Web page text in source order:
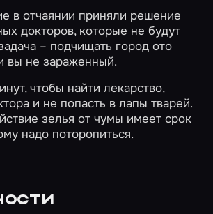
в отчаянии приняли решение
докторов, которые не будут
– подчищать город ото
вы не зараженный.
чтобы найти лекарство,
и не попасть в лапы тварей.
зелья от чумы имеет срок
надо поторопиться.